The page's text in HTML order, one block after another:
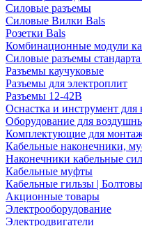
Силовые разъемы
Силовые Вилки Bals
Розетки Bals
Комбинационные модули
Силовые разъемы
Разъемы каучуковые
Разъемы для электроплит
Разъемы 12-42В
Оснастка и инструмент
Оборудование для
Комплектующие для
Кабельные наконечники,
Наконечники кабельные
Кабельные муфты
Кабельные гильзы |
Акционные товары
Электрооборудование
Электродвигатели